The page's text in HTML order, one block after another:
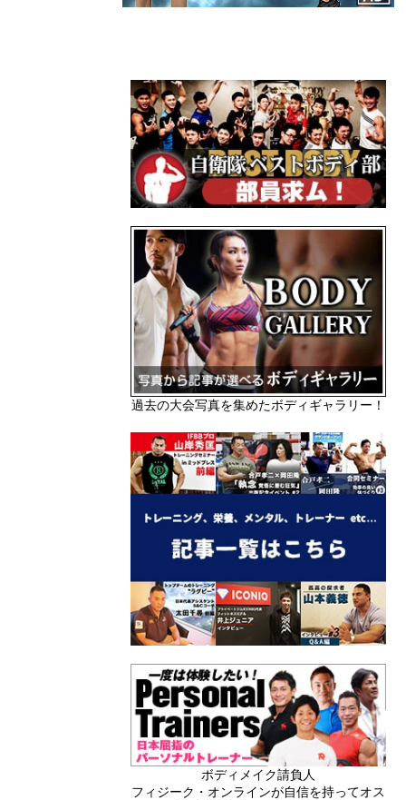
過去の大会写真を集めたボディギャラリー！
ボディメイク請負人
フィジーク・オンラインが自信を持ってオス